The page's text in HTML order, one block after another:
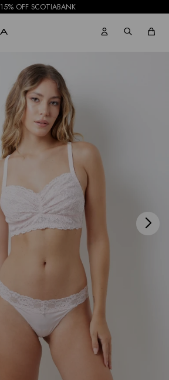
15% OFF SCOTIABANK
NOTIFICARME